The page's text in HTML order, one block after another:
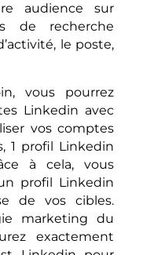
audience sur
de recherche
le poste,
vous pourrez
Linkedin avec
vos comptes
1 profil Linkedin
à cela, vous
profil Linkedin
de vos cibles.
marketing du
exactement